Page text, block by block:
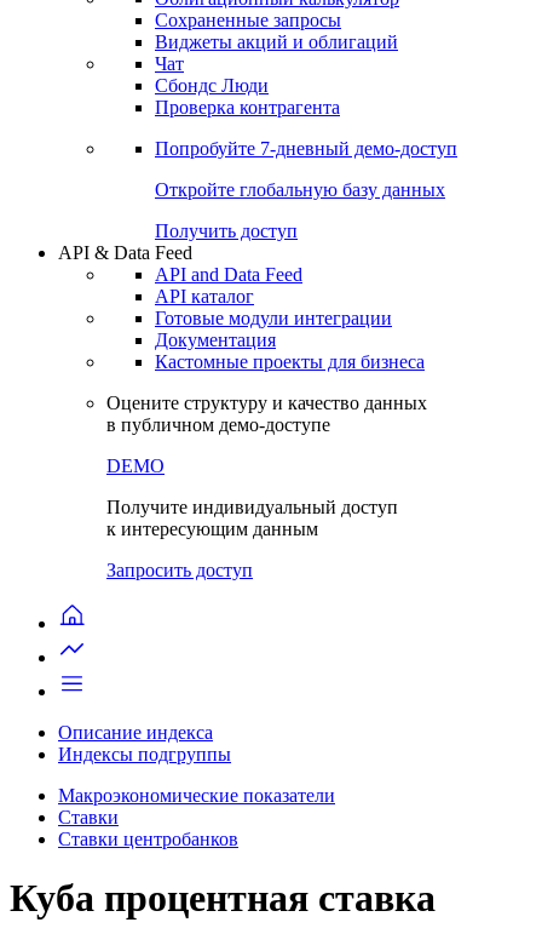
Сохраненные запросы
Виджеты акций и облигаций
Чат
Сбондс Люди
Проверка контрагента
Попробуйте 7-дневный демо-доступ
Откройте глобальную базу данных
Получить доступ
API & Data Feed
API and Data Feed
API каталог
Готовые модули интеграции
Документация
Кастомные проекты для бизнеса
Оцените структуру и качество данных
в публичном демо-доступе
DEMO
Получите индивидуальный доступ
к интересующим данным
Запросить доступ
Описание индекса
Индексы подгруппы
Макроэкономические показатели
Ставки
Ставки центробанков
Куба процентная ставка